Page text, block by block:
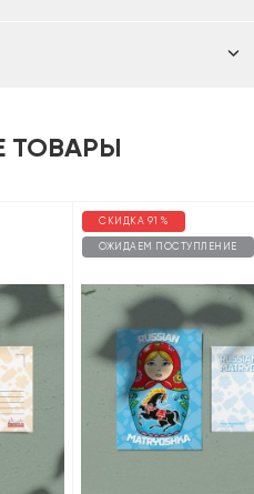
ТОВАРЫ
СКИДКА 91 %
ОЖИДАЕМ ПОСТУПЛЕНИЕ